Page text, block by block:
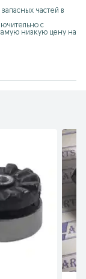
частей в
с
низкую цену на
СТО по всему
доставка, Яндекс
комплекс Car